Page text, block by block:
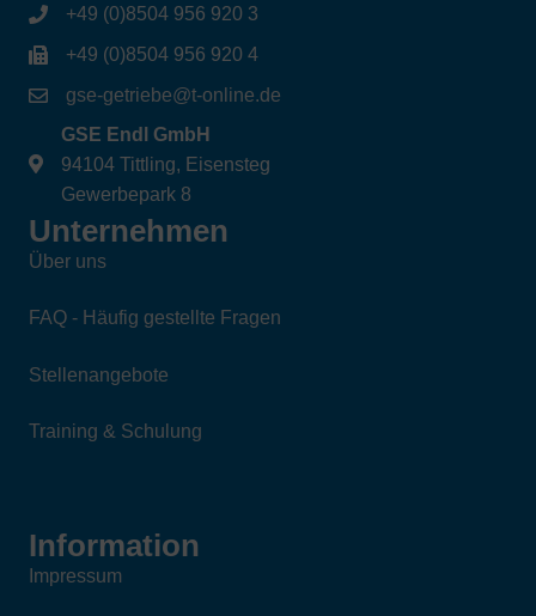
+49 (0)8504 956 920 3
+49 (0)8504 956 920 4
gse-getriebe@t-online.de
GSE Endl GmbH
94104 Tittling, Eisensteg
Gewerbepark 8
Unternehmen
Über uns
FAQ - Häufig gestellte Fragen
Stellenangebote
Training & Schulung
Information
Impressum